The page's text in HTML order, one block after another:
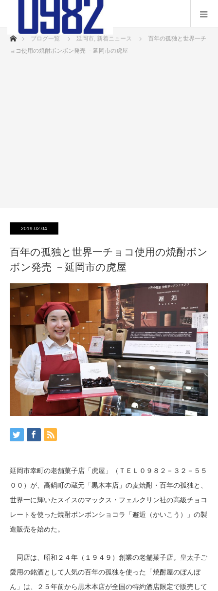
ホームブログ一覧 延岡市, 新着ニュース
百年の孤独と世界一チ
ョコ使用の焼酎ボンボン発売 －延岡市の虎屋
2019.02.04
百年の孤独と世界一チョコ使用の焼酎ボン
ボン発売 －延岡市の虎屋
延岡市幸町の老舗菓子店「虎屋」（ＴＥＬ０９８２－３２－５５
００）が、高鍋町の蔵元「黒木本店」の麦焼酎・百年の孤独と、
世界一に輝いたスイスのマックス・フェルクリン社の高級チョコ
レートを使った焼酎ボンボンショコラ「邂逅（かいこう）」の製
造販売を始めた。
同店は、昭和２４年（１９４９）創業の老舗菓子店。皇太子ご
愛用の銘酒として人気の百年の孤独を使った「焼酎屋のぼんぼ
ん」は、２５年前から黒木本店が全国の特約酒店限定で販売して